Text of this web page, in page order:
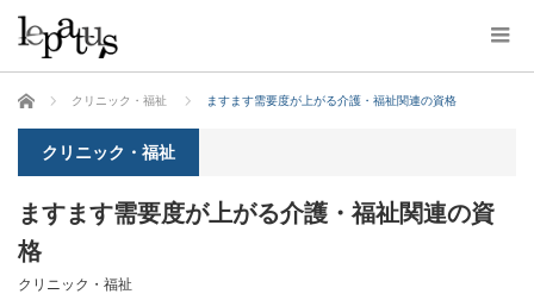
ホーム クリニック・福祉 ますます需要度が上がる介護・福祉関連の資格
クリニック・福祉
ますます需要度が上がる介護・福祉関連の資
格
クリニック・福祉